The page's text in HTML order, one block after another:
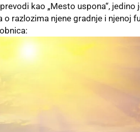
kao „Mesto uspona“, jedino
razlozima njene gradnje i njenoj